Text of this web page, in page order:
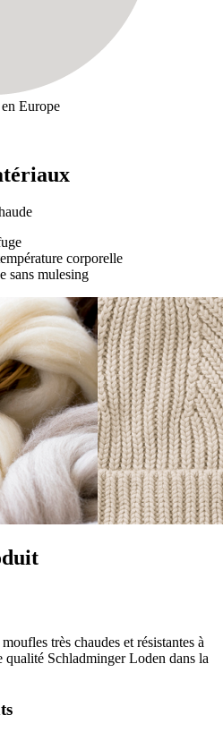
Europe
corporelle
sans mulesing
très chaudes et résistantes à
qualité Schladminger Loden dans la